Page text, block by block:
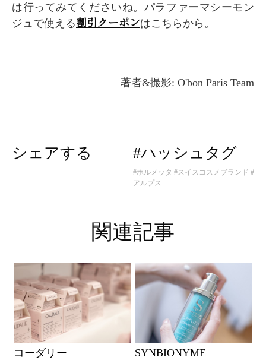
は行ってみてくださいね。パラファーマシーモン
ジュで使える割引クーポンはこちらから。
著者&撮影: O'bon Paris Team
シェアする #ハッシュタグ
#ホルメッタ #スイスコスメブランド #
アルプス
関連記事
コーダリー SYNBIONYME